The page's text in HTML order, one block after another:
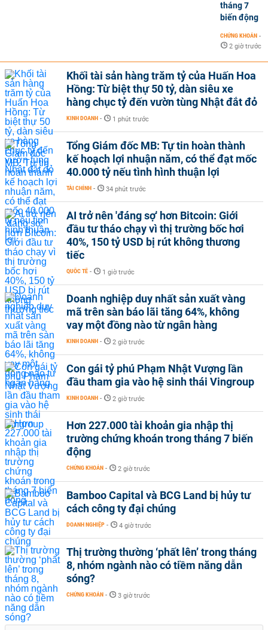
tháng 7
biến động
CHỨNG KHOÁN -
2 giờ trước
Khối tài sản hàng trăm tỷ của Huấn Hoa
Hồng: Từ biệt thự 50 tỷ, dàn siêu xe
hàng chục tỷ đến vườn tùng Nhật đắt đỏ
KINH DOANH - 1 phút trước
Tổng Giám đốc MB: Tự tin hoàn thành
kế hoạch lợi nhuận năm, có thể đạt mốc
40.000 tỷ nếu tình hình thuận lợi
TÀI CHÍNH - 34 phút trước
AI trở nên 'đáng sợ' hơn Bitcoin: Giới
đầu tư tháo chạy vì thị trường bốc hơi
40%, 150 tỷ USD bị rút không thương
tiếc
QUỐC TẾ - 1 giờ trước
Doanh nghiệp duy nhất sản xuất vàng
mã trên sàn báo lãi tăng 64%, không
vay một đồng nào từ ngân hàng
KINH DOANH - 2 giờ trước
Con gái tỷ phú Phạm Nhật Vượng lần
đầu tham gia vào hệ sinh thái Vingroup
KINH DOANH - 2 giờ trước
Hơn 227.000 tài khoản gia nhập thị
trường chứng khoán trong tháng 7 biến
động
CHỨNG KHOÁN - 2 giờ trước
Bamboo Capital và BCG Land bị hủy tư
cách công ty đại chúng
DOANH NGHIỆP - 4 giờ trước
Thị trường thường ‘phất lên’ trong tháng
8, nhóm ngành nào có tiềm năng dẫn
sóng?
CHỨNG KHOÁN - 3 giờ trước